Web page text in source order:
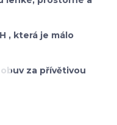
, která je málo
za přívětivou